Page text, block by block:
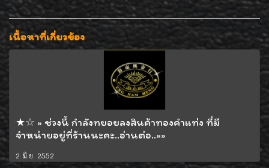
เนื้อหาที่เกี่ยวข้อง
★☆ » ช่วงนี้ กำลังทยอยลงสินค้าทองคำแท่ง ที่มี
จำหน่ายอยู่ที่ร้านนะคะ..อ่านต่อ..»»
2 มิ.ย. 2552